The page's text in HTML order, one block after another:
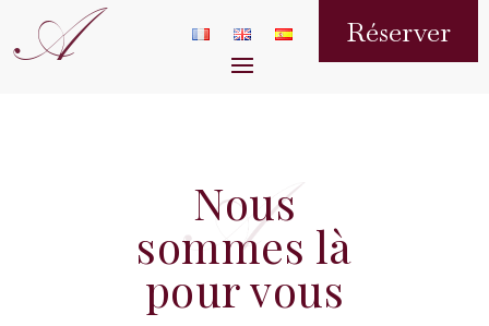
A Réserver
Nous
sommes là
pour vous